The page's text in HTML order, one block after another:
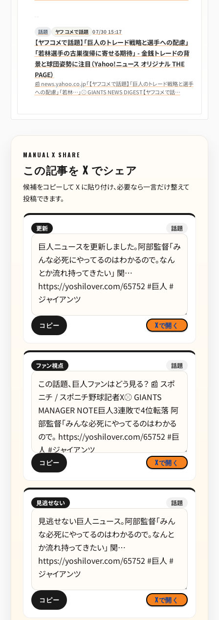
話題 ヤフコメで話題 07/30 15:17
【ヤフコメで話題】「巨人のトレード戦略と選手への配慮」
「若林選手の古巣復帰に寄せる期待」 - 金銭トレードの背
景と球団姿勢に注目（Yahoo!ニュース オリジナル THE
PAGE）
📰 news.yahoo.co.jp「【ヤフコメで話題】「巨人のトレード戦略と選手
への配慮」「若林…」⚾ GIANTS NEWS DIGEST【ヤフコメで話…
MANUAL X SHARE
この記事を X でシェア
候補をコピーして X に貼り付け、必要なら一言だけ整えて
投稿できます。
更新 話題
コピー Xで開く
ファン視点 話題
コピー Xで開く
見逃せない 話題
コピー Xで開く